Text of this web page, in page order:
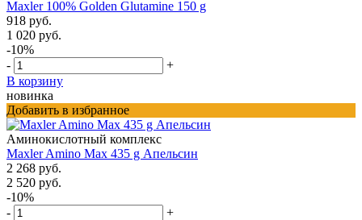
Maxler 100% Golden Glutamine 150 g
918 руб.
1 020 руб.
-10%
-
+
В корзину
новинка
Добавить в избранное
Аминокислотный комплекс
Maxler Amino Max 435 g Апельсин
2 268 руб.
2 520 руб.
-10%
-
+